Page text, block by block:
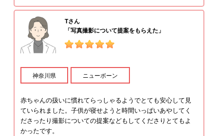
ひで
Yu-ho
IKEYAN（イケやん）
coco filmphoto
Tさん
「写真撮影について提案をもらえた」
神奈川県 ニューボーン
赤ちゃんの扱いに慣れてらっしゃるようでとても安心して見
ていられました。子供が寝せようと時間いっぱいあやしてく
ださったり撮影についての提案などもしてくださりとてもよ
かったです。